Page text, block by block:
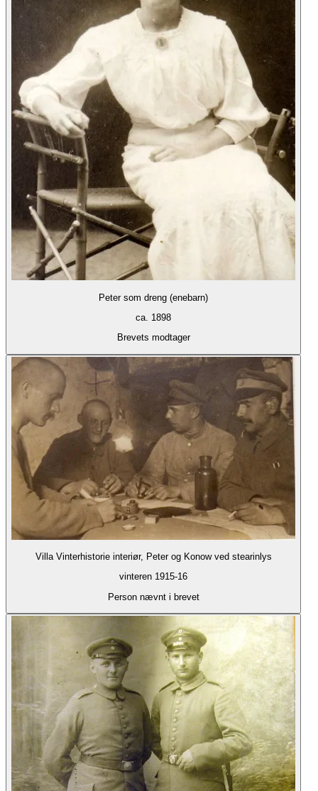
Peter som dreng (enebarn)
ca. 1898
Brevets modtager
Villa Vinterhistorie interiør, Peter og Konow ved stearinlys
vinteren 1915-16
Person nævnt i brevet